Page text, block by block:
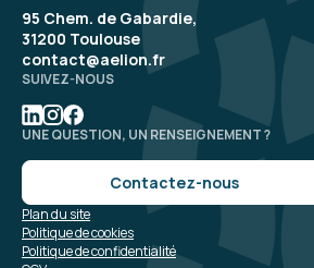
95 Chem. de Gabardie,
31200 Toulouse
contact@aelion.fr
SUIVEZ-NOUS
UNE QUESTION, UN RENSEIGNEMENT ?
Contactez-nous
Politique de confidentialité
Politique de cookies
Plan du site